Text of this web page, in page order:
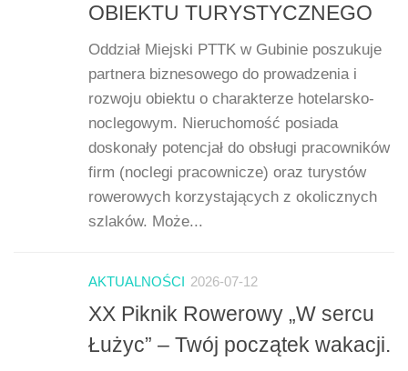
OBIEKTU TURYSTYCZNEGO
Oddział Miejski PTTK w Gubinie poszukuje
partnera biznesowego do prowadzenia i
rozwoju obiektu o charakterze hotelarsko-
noclegowym. Nieruchomość posiada
doskonały potencjał do obsługi pracowników
firm (noclegi pracownicze) oraz turystów
rowerowych korzystających z okolicznych
szlaków. Może...
AKTUALNOŚCI 2026-07-12
XX Piknik Rowerowy „W sercu
Łużyc” – Twój początek wakacji.